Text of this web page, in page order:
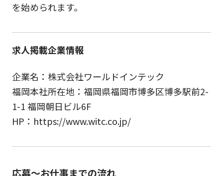
を始められます。
求人掲載企業情報
企業名：株式会社ワールドインテック
福岡本社所在地：福岡県福岡市博多区博多駅前2-
1-1 福岡朝日ビル6F
HP：https://www.witc.co.jp/
応募～お仕事までの流れ